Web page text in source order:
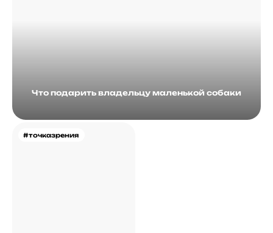
Что подарить владельцу маленькой собаки
#точказрения